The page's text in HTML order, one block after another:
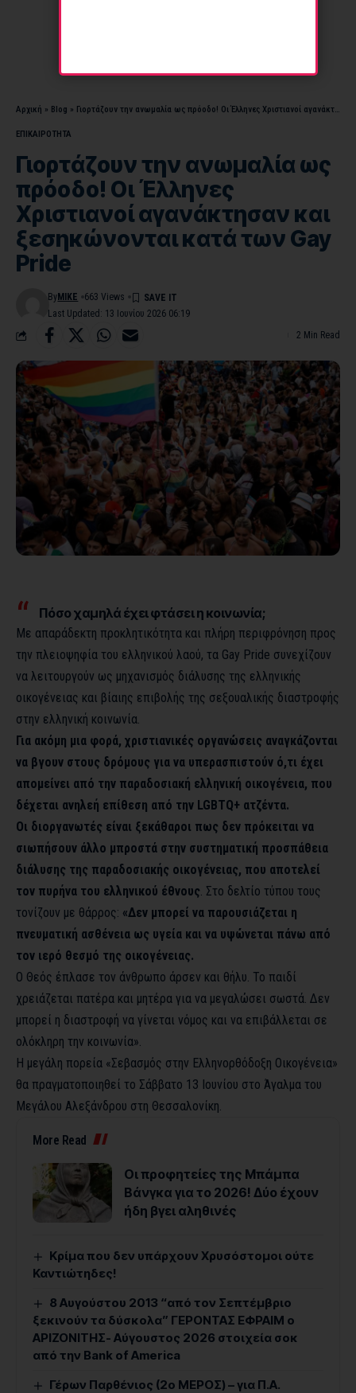
Αρχική » Blog » Γιορτάζουν την ανωμαλία ως πρόοδο! Οι Έλληνες Χριστιανοί αγανάκτησαν και ξεσηκώνονται κατά των Gay Pride
ΕΠΙΚΑΙΡΟΤΗΤΑ
Γιορτάζουν την ανωμαλία ως
πρόοδο! Οι Έλληνες
Χριστιανοί αγανάκτησαν και
ξεσηκώνονται κατά των Gay
Pride
Last Updated: 13 Ιουνίου 2026 06:19
By MIKE 663 Views
2 Min Read
Πόσο χαμηλά έχει φτάσει η κοινωνία;
Με απαράδεκτη προκλητικότητα και πλήρη περιφρόνηση προς
την πλειοψηφία του ελληνικού λαού, τα Gay Pride συνεχίζουν
να λειτουργούν ως μηχανισμός διάλυσης της ελληνικής
οικογένειας και βίαιης επιβολής της σεξουαλικής διαστροφής
στην ελληνική κοινωνία.
Για ακόμη μια φορά, χριστιανικές οργανώσεις αναγκάζονται
να βγουν στους δρόμους για να υπερασπιστούν ό,τι έχει
απομείνει από την παραδοσιακή ελληνική οικογένεια, που
δέχεται ανηλεή επίθεση από την LGBTQ+ ατζέντα.
Οι διοργανωτές είναι ξεκάθαροι πως δεν πρόκειται να
σιωπήσουν άλλο μπροστά στην συστηματική προσπάθεια
διάλυσης της παραδοσιακής οικογένειας, που αποτελεί
τον πυρήνα του ελληνικού έθνους . Στο δελτίο τύπου τους
τονίζουν με θάρρος: «Δεν μπορεί να παρουσιάζεται η
πνευματική ασθένεια ως υγεία και να υψώνεται πάνω από
τον ιερό θεσμό της οικογένειας.
Ο Θεός έπλασε τον άνθρωπο άρσεν και θήλυ. Το παιδί
χρειάζεται πατέρα και μητέρα για να μεγαλώσει σωστά. Δεν
μπορεί η διαστροφή να γίνεται νόμος και να επιβάλλεται σε
ολόκληρη την κοινωνία».
Η μεγάλη πορεία «Σεβασμός στην Ελληνορθόδοξη Οικογένεια»
θα πραγματοποιηθεί το Σάββατο 13 Ιουνίου στο Άγαλμα του
Μεγάλου Αλεξάνδρου στη Θεσσαλονίκη.
More Read
Οι προφητείες της Μπάμπα
Βάνγκα για το 2026! Δύο έχουν
ήδη βγει αληθινές
Κρίμα που δεν υπάρχουν Χρυσόστομοι ούτε
Καντιώτηδες!
8 Αυγούστου 2013 “από τον Σεπτέμβριο
ξεκινούν τα δύσκολα” ΓΕΡΟΝΤΑΣ ΕΦΡΑΙΜ ο
ΑΡΙΖΟΝΙΤΗΣ- Αύγουστος 2026 στοιχεία σοκ
από την Bank of America
Γέρων Παρθένιος (2ο ΜΕΡΟΣ) – για Π.Α.